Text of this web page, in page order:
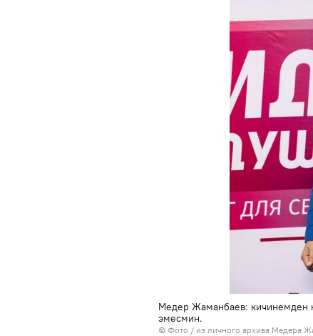
Медер Жаманбаев: кичинемден
эмесмин.
© Фото / из личного архива Медера